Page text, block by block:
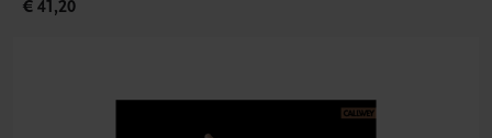
€ 41,20